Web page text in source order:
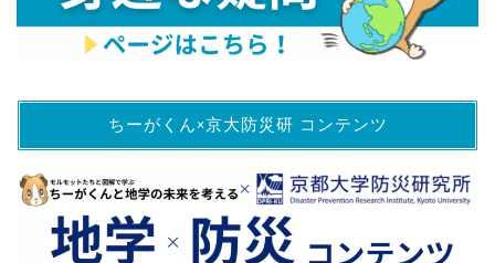
ちーがくん×京大防災研 コンテンツ